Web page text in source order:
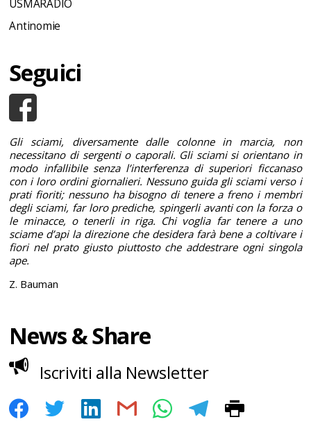
USMARADIO
Antinomie
Seguici
Gli sciami, diversamente dalle colonne in marcia, non
necessitano di sergenti o caporali. Gli sciami si orientano in
modo infallibile senza l’interferenza di superiori ficcanaso
con i loro ordini giornalieri. Nessuno guida gli sciami verso i
prati fioriti; nessuno ha bisogno di tenere a freno i membri
degli sciami, far loro prediche, spingerli avanti con la forza o
le minacce, o tenerli in riga. Chi voglia far tenere a uno
sciame d’api la direzione che desidera farà bene a coltivare i
fiori nel prato giusto piuttosto che addestrare ogni singola
ape.
Z. Bauman
News & Share
Iscriviti alla Newsletter